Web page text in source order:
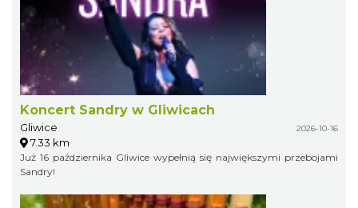
Koncert Sandry w Gliwicach
Gliwice 2026-10-16
7.33 km
Już 16 października Gliwice wypełnią się największymi przebojami
Sandry!